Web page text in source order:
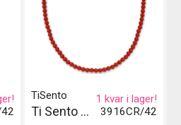
3916CR/42
TiSento
Ti Sento Milano Halsband - Röd
1 kvar i lager!